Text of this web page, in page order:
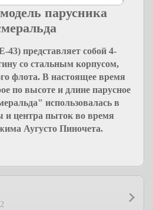
парусника
43) представляет собой 4-
со стальным корпусом,
флота. В настоящее время
по высоте и длине парусное
использовалась в
и центра пыток во время
Аугусто Пиночета.